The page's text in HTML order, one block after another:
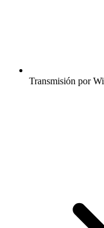
Transmisión por